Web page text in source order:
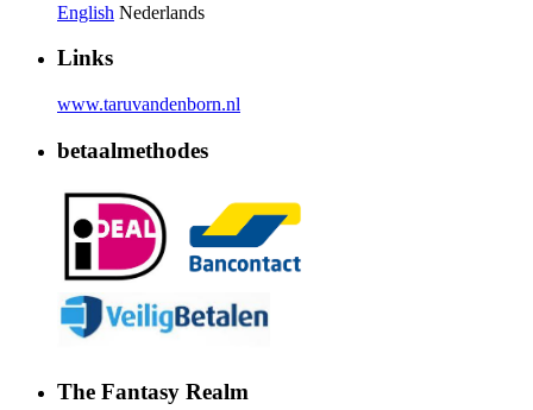
English Nederlands
Links
www.taruvandenborn.nl
betaalmethodes
The Fantasy Realm